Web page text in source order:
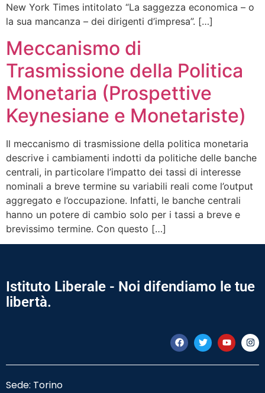
New York Times intitolato “La saggezza economica – o
la sua mancanza – dei dirigenti d’impresa”. […]
Meccanismo di
Trasmissione della Politica
Monetaria (Prospettive
Keynesiane e Monetariste)
Il meccanismo di trasmissione della politica monetaria
descrive i cambiamenti indotti da politiche delle banche
centrali, in particolare l’impatto dei tassi di interesse
nominali a breve termine su variabili reali come l’output
aggregato e l’occupazione. Infatti, le banche centrali
hanno un potere di cambio solo per i tassi a breve e
brevissimo termine. Con questo […]
Istituto Liberale - Noi difendiamo le tue
libertà.
Sede: Torino